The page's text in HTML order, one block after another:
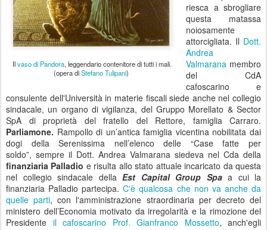
Ilvaso di Pandora, leggendario contenitore di tutti i mali.
(opera diStefano Tulipani)
riesca a sbrogliare
questa matassa
noiosamente
attorcigliata. Il Dott.
Andrea
Valmarana membro
del CdA
cafoscarino e
consulente dell'Università in materie fiscali siede anche nel collegio
sindacale, un organo di vigilanza, del Gruppo Morellato & Sector
SpA di proprietà del fratello del Rettore, famiglia Carraro.
Parliamone. Rampollo di un’antica famiglia vicentina nobilitata dai
dogi della Serenissima nell’elenco delle “Case fatte per
soldo”, sempre il Dott. Andrea Valmarana siedeva nel Cda della
finanziaria Palladio e risulta allo stato attuale incaricato da questa
nel collegio sindacale della Est Capital Group Spaa cui la
finanziaria Palladio partecipa.C'è qualcosa che non va anche da
quelle parti, con l'amministrazione straordinaria per decreto del
ministero dell’Economia motivato da irregolarità e la rimozione del
Presidente il cafoscarino Prof. Gianfranco Mossetto, anch'egli